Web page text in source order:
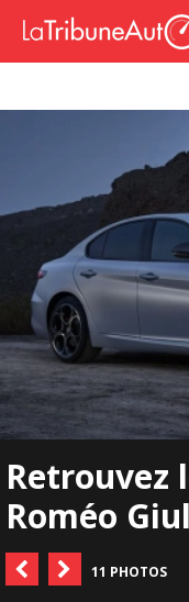
Retrouvez
Roméo
11 PHOTOS